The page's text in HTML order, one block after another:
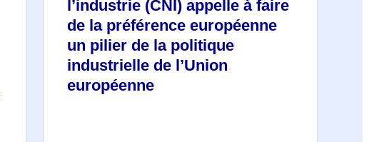
l’industrie (CNI) appelle à faire
de la préférence européenne
un pilier de la politique
industrielle de l’Union
européenne